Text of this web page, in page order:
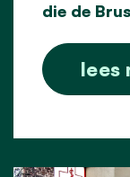
die de
lees